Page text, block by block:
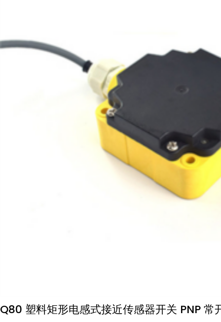
Q80 塑料矩形电感式接近传感器开关 PNP 常